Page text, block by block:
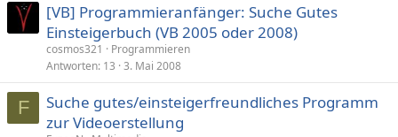
[VB] Programmieranfänger: Suche Gutes
Einsteigerbuch (VB 2005 oder 2008)
cosmos321
Programmieren
Antworten 13 3. Mai 2008
F
Suche gutes/einsteigerfreundliches Programm
zur Videoerstellung